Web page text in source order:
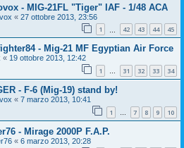
- MIG-21FL "Tiger" IAF - 1/48 ACA
« 27 ottobre 2013, 23:56
1 42 43 44 45
- Mig-21 MF Egyptian Air Force
« 19 ottobre 2013, 12:42
1 … 31 32 33 34
- F-6 (Mig-19) stand by!
« 7 marzo 2013, 10:41
1 … 7 8 9 10
- Mirage 2000P F.A.P.
« 6 marzo 2013, 20:28